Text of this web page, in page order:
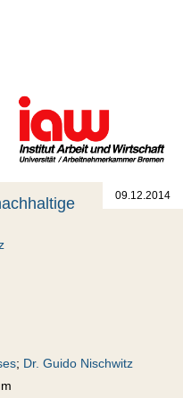
09.12.2014
; Dr. Guido Nischwitz